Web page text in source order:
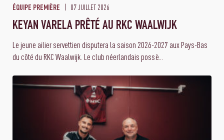
ÉQUIPE PREMIÈRE 07 JUILLET 2026
KEYAN VARELA PRÊTÉ AU RKC WAALWIJK
Le jeune ailier servettien disputera la saison 2026-2027 aux Pays-Bas
du côté du RKC Waalwijk. Le club néerlandais possè...